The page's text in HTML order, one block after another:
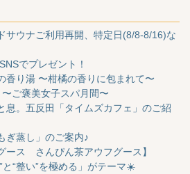
サウナご利用再開、特定日(8/8-8/16)な
でプレゼント！
香り湯 〜柑橘の香りに包まれて〜
ご褒美女子スパ月間〜
息。五反田「タイムズカフェ」のご紹
ぎ蒸し」のご案内♪
ース さんぴん茶アウフグース】
“整い”を極める」がテーマ☀️